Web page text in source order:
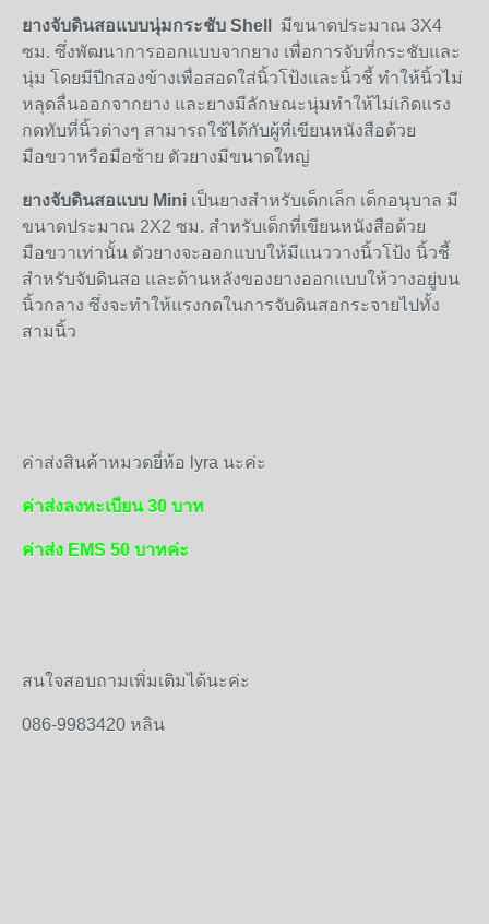
ยางจับดินสอแบบนุ่มกระชับ Shell
มีขนาดประมาณ 3X4
ซม. ซึ่งพัฒนาการออกแบบจากยาง เพื่อการจับที่กระชับและ
นุ่ม โดยมีปีกสองข้างเพื่อสอดใส่นิ้วโป้งและนิ้วชี้ ทำให้นิ้วไม่
หลุดลื่นออกจากยาง และยางมีลักษณะนุ่มทำให้ไม่เกิดแรง
กดทับที่นิ้วต่างๆ สามารถใช้ได้กับผู้ที่เขียนหนังสือด้วย
มือขวาหรือมือซ้าย ตัวยางมีขนาดใหญ่
ยางจับดินสอแบบ Mini เป็นยางสำหรับเด็กเล็ก เด็กอนุบาล มี
ขนาดประมาณ 2X2 ซม. สำหรับเด็กที่เขียนหนังสือด้วย
มือขวาเท่านั้น ตัวยางจะออกแบบให้มีแนววางนิ้วโป้ง นิ้วชี้
สำหรับจับดินสอ และด้านหลังของยางออกแบบให้วางอยู่บน
นิ้วกลาง ซึ่งจะทำให้แรงกดในการจับดินสอกระจายไปทั้ง
สามนิ้ว
ค่าส่งสินค้าหมวดยี่ห้อ lyra นะค่ะ
ค่าส่งลงทะเบียน 30 บาท
ค่าส่ง EMS 50 บาทค่ะ
สนใจสอบถามเพิ่มเติมได้นะค่ะ
086-9983420 หลิน